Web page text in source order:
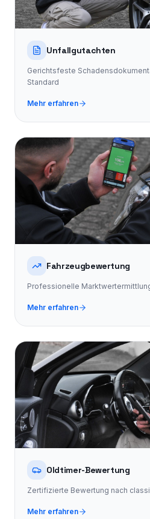
Unfallgutachten
Gerichtsfeste
Standard
Mehr erfahren
Fahrzeugbewertung
Professionelle
Mehr erfahren
Oldtimer-Bewertung
Zertifizierte Bewertung nach
Mehr erfahren